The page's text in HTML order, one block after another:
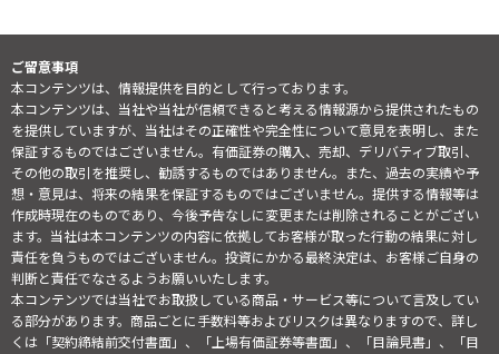
ご留意事項
本コンテンツは、情報提供を目的として行っております。
本コンテンツは、当社や当社が信頼できると考える情報源から提供されたもの
を提供していますが、当社はその正確性や完全性について意見を表明し、また
保証するものではございません。有価証券の購入、売却、デリバティブ取引、
その他の取引を推奨し、勧誘するものではありません。また、過去の実績や予
想・意見は、将来の結果を保証するものではございません。提供する情報等は
作成時現在のものであり、今後予告なしに変更または削除されることがござい
ます。当社は本コンテンツの内容に依拠してお客様が取った行動の結果に対し
責任を負うものではございません。投資にかかる最終決定は、お客様ご自身の
判断と責任でなさるようお願いいたします。
本コンテンツでは当社でお取扱している商品・サービス等について言及してい
る部分があります。商品ごとに手数料等およびリスクは異なりますので、詳し
くは「契約締結前交付書面」、「上場有価証券等書面」、「目論見書」、「目